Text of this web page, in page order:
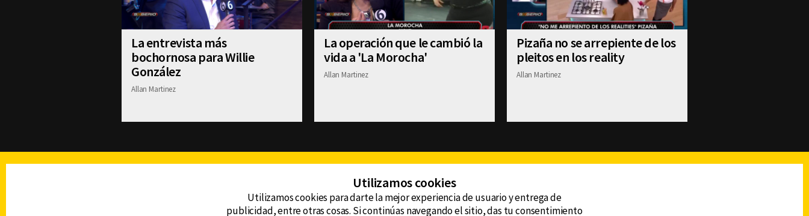
La entrevista más
bochornosa para Willie
González
Allan Martinez
La operación que le cambió la
vida a 'La Morocha'
Allan Martinez
Pizaña no se arrepiente de los
pleitos en los reality
Allan Martinez
Utilizamos cookies
Utilizamos cookies para darte la mejor experiencia de usuario y entrega de
publicidad, entre otras cosas. Si continúas navegando el sitio, das tu consentimiento